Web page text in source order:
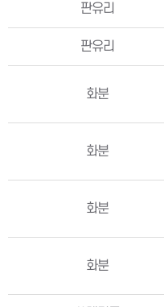
판유리
판유리
화분
화분
화분
화분